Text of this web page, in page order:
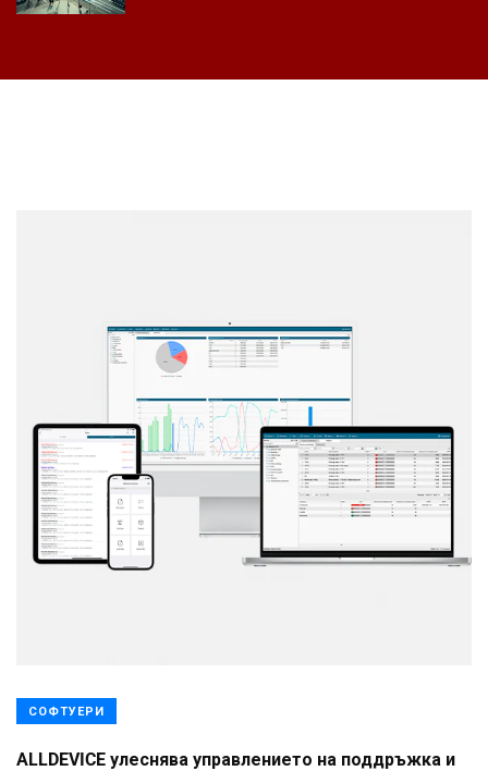
СОФТУЕРИ
ALLDEVICE улеснява управлението на поддръжка и